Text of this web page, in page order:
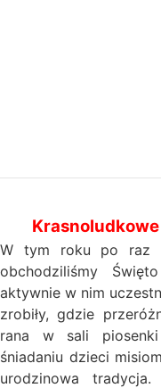
W tym roku po raz
obchodziliśmy
aktywnie w nim
zrobiły, gdzie
rana w sali
śniadaniu dzieci
urodzinowa